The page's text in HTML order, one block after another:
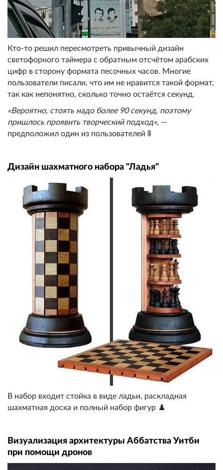
Кто-то решил пересмотреть привычный дизайн
светофорного таймера с обратным отсчётом арабских
цифр в сторону формата песочных часов. Многие
пользователи писали, что им не нравится такой формат,
так как непонятно, сколько точно остаётся секунд.
«Вероятно, стоять надо более 90 секунд, поэтому
пришлось проявить творческий подход», —
предположил один из пользователей 🚦
Дизайн шахматного набора "Ладья"
В набор входит стойка в виде ладьи, раскладная
шахматная доска и полный набор фигур ♟️
Визуализация архитектуры Аббатства Уитби
при помощи дронов